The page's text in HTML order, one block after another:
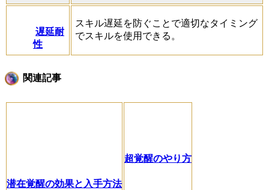
遅延耐
性
スキル遅延を防ぐことで適切なタイミング
でスキルを使用できる。
関連記事
潜在覚醒の効果と入手方法
超覚醒のやり方